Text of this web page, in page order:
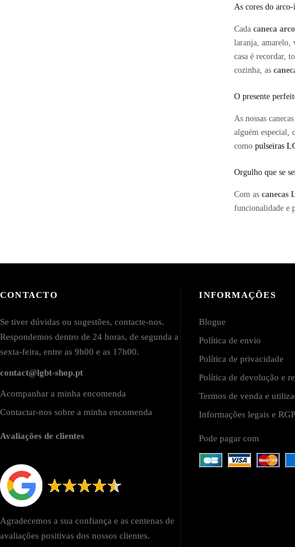
As cores do
Cadacaneca
laranja, amarelo,
casa é recordar,
cozinha, as
O presente
As nossas
alguém especial,
comopulseiras
Orgulho que se
Com ascanecas
funcionalidade e
CONTACTO
Se tiver dúvidas ou sugestões, contacte-nos.
Respondemos dentro de 24 horas, de segunda a
sexta-feira, entre as 9h00 e as 17h00.
contact@lgbt-shop.pt
Acompanhar a minha encomenda
Contactar-nos sobre a minha encomenda
Avaliações de clientes
Agradecemos a sua confiança e as centenas de
avaliações positivas dos nossos clientes.
INFORMAÇÕES
Blogue
Política de envio
Política de privacidade
Política de devolução e
Termos de venda e
Informações legais e
Pode pagar com